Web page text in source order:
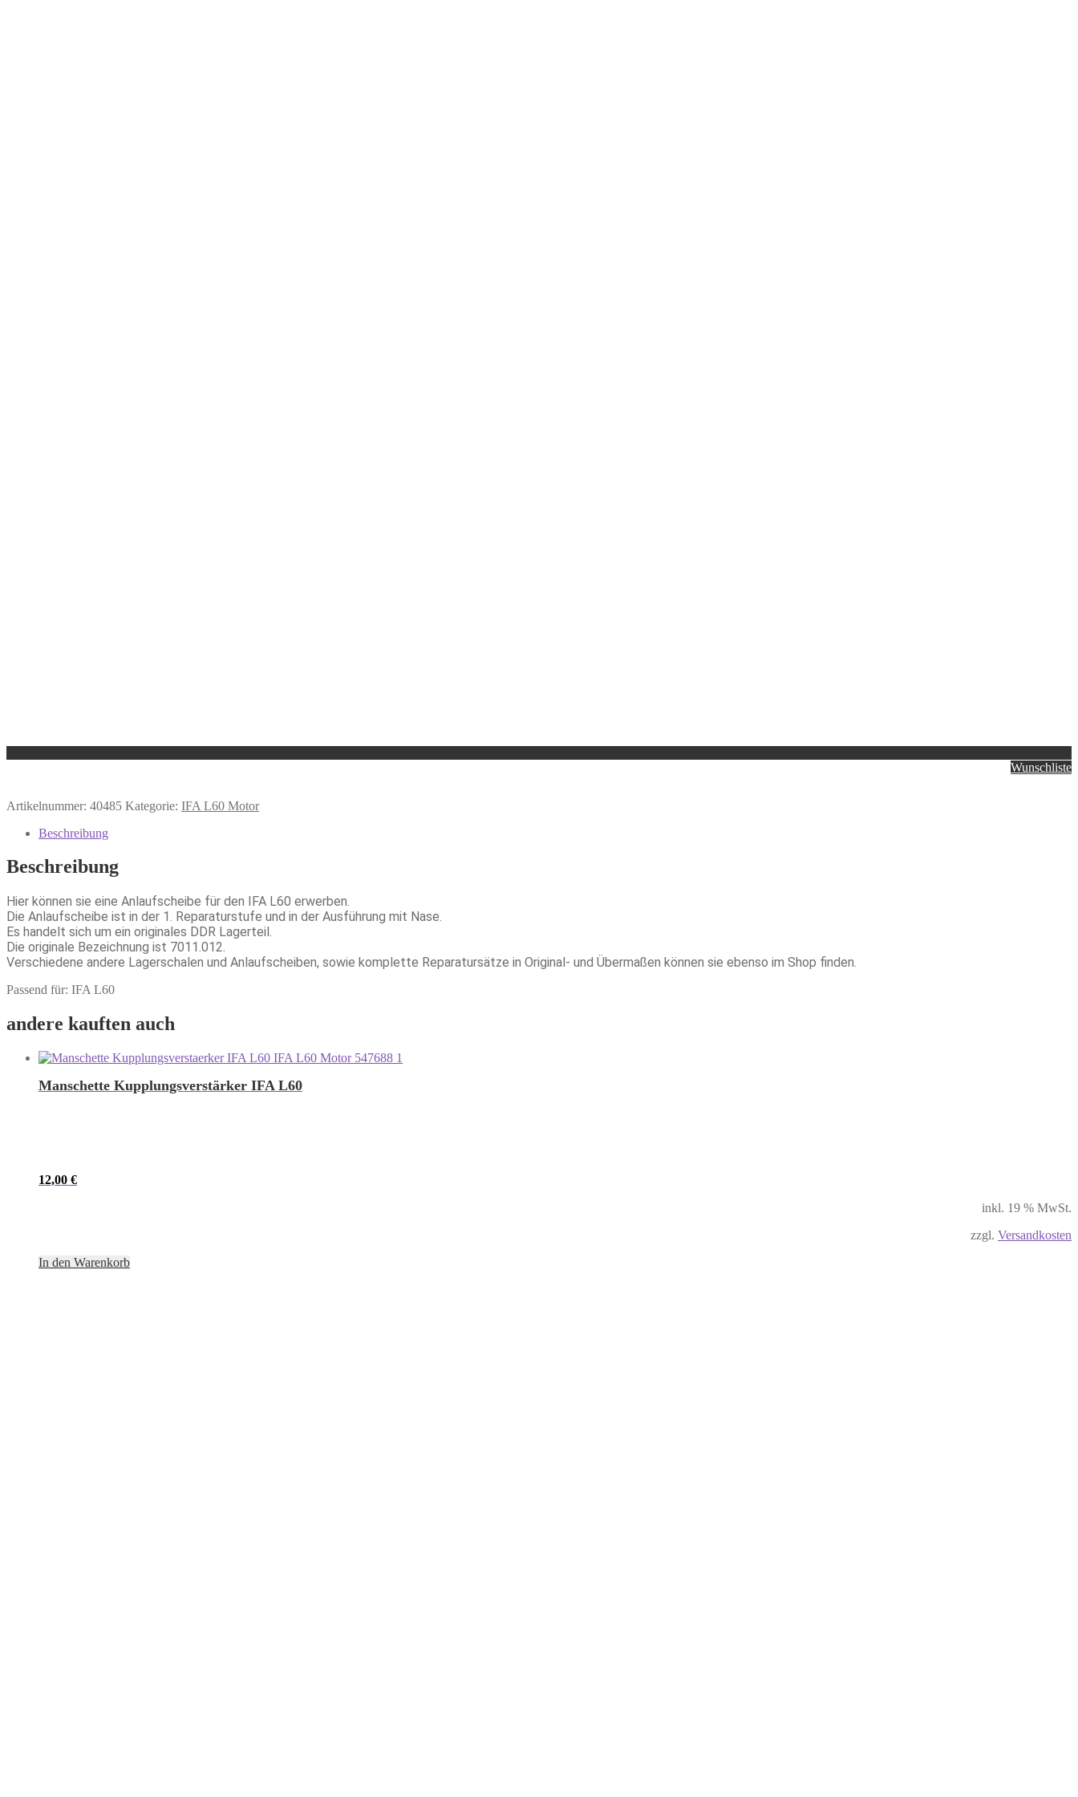
Wunschliste
Artikelnummer: 40485 Kategorie: IFA L60 Motor
Beschreibung
Beschreibung
Hier können sie eine Anlaufscheibe für den IFA L60 erwerben.
Die Anlaufscheibe ist in der 1. Reparaturstufe und in der Ausführung mit Nase.
Es handelt sich um ein originales DDR Lagerteil.
Die originale Bezeichnung ist 7011.012.
Verschiedene andere Lagerschalen und Anlaufscheiben, sowie komplette Reparatursätze in Original- und Übermaßen können sie ebenso im Shop finden.
Passend für: IFA L60
andere kauften auch
Manschette Kupplungsverstärker IFA L60
12,00 €
inkl. 19 % MwSt.
zzgl. Versandkosten
In den Warenkorb